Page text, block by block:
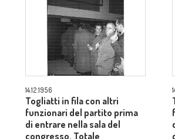
14.12.1956
Togliatti in fila con altri
funzionari del partito prima
di entrare nella sala del
congresso. Totale